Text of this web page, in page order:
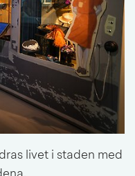
livet i staden med